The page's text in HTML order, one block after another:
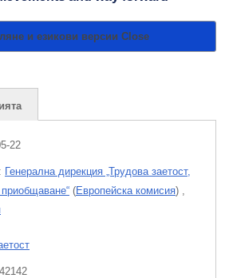
и езикови версии Close
22
Генерална дирекция „Трудова заетост,
(Европейска комисия)